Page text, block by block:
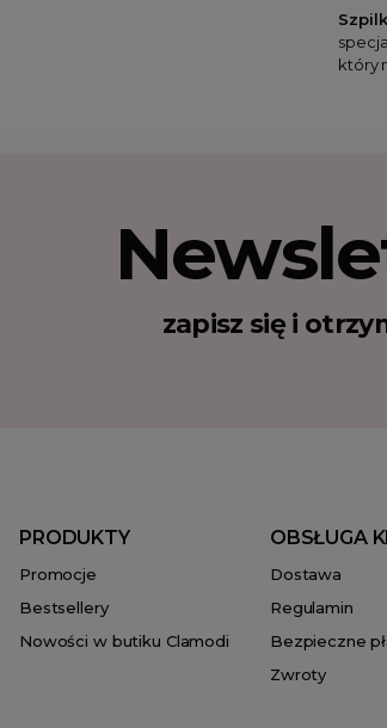
który
zapisz się i
PRODUKTY
Promocje
Bestsellery
Nowości w butiku Clamodi
OBSŁUGA
Dostawa
Regulamin
Bezpieczne
Zwroty